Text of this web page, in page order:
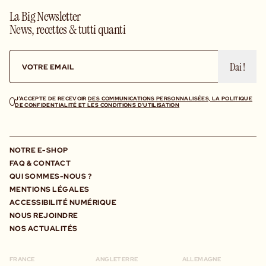
La Big Newsletter
News, recettes & tutti quanti
Dai !
J’ACCEPTE DE RECEVOIRDES COMMUNICATIONS PERSONNALISÉES, LA POLITIQUE
DE CONFIDENTIALITÉ ET LES CONDITIONS D’UTILISATION
NOTRE E-SHOP
FAQ & CONTACT
QUI SOMMES-NOUS ?
MENTIONS LÉGALES
ACCESSIBILITÉ NUMÉRIQUE
NOUS REJOINDRE
NOS ACTUALITÉS
FRANCE ANGLETERRE ALLEMAGNE